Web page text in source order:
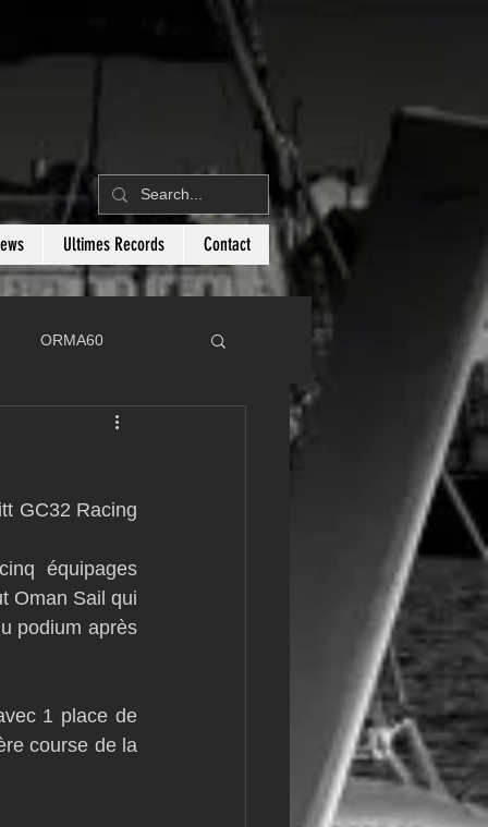
Ultimes Records Contact
ORMA60
L&#39;Hydroptère
GC32 Racing
équipages
Oman Sail qui
podium après
1 place de
course de la